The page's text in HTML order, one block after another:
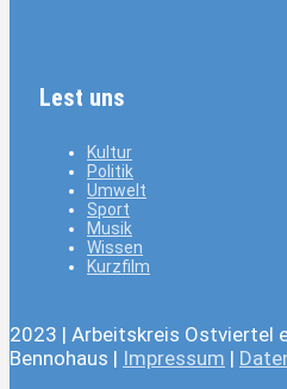
Lest uns
Kultur
Politik
Umwelt
Sport
Musik
Wissen
Kurzfilm
2023 | Arbeitskreis Ostviertel
Bennohaus | Impressum |